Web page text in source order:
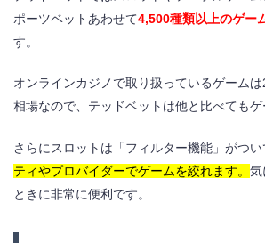
ポーツベットあわせて4,500種類以上のゲー
す。
オンラインカジノで取り扱っているゲーム
相場なので、テッドベットは他と比べてもゲ
さらにスロットは「フィルター機能」がつい
ティやプロバイダーでゲームを絞れます。 気
ときに非常に便利です。